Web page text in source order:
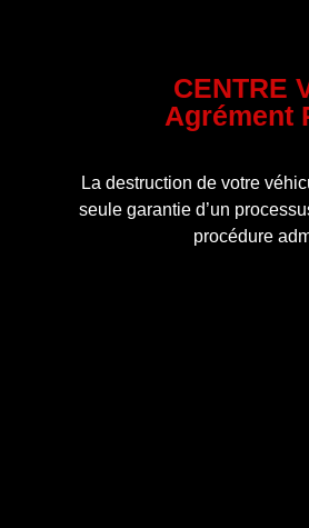
CENTRE
Agrément
La destruction de votre
seule garantie d’un
procédure